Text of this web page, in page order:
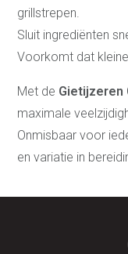
grillstrepen.
Sluit ingrediënten
Voorkomt dat
Met de Gietijzeren
maximale
Onmisbaar voor
en variatie in